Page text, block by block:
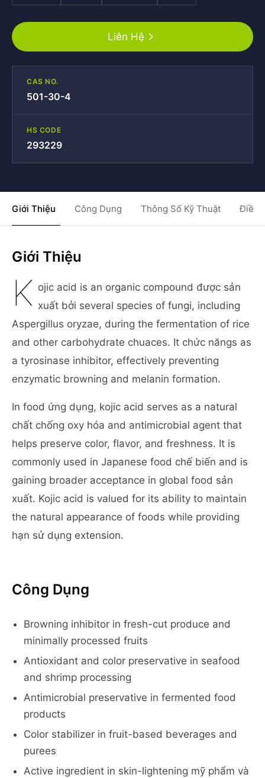
Liên Hệ
CAS NO.
501-30-4
HS CODE
293229
Giới Thiệu Công Dụng Thông Số Kỹ Thuật Điều
Giới Thiệu
K ojic acid is an organic compound được sản
xuất bởi several species of fungi, including
Aspergillus oryzae, during the fermentation of rice
and other carbohydrate chuaces. It chức năngs as
a tyrosinase inhibitor, effectively preventing
enzymatic browning and melanin formation.
In food ứng dụng, kojic acid serves as a natural
chất chống oxy hóa and antimicrobial agent that
helps preserve color, flavor, and freshness. It is
commonly used in Japanese food chế biến and is
gaining broader acceptance in global food sản
xuất. Kojic acid is valued for its ability to maintain
the natural appearance of foods while providing
hạn sử dụng extension.
Công Dụng
Browning inhibitor in fresh-cut produce and
minimally processed fruits
Antioxidant and color preservative in seafood
and shrimp processing
Antimicrobial preservative in fermented food
products
Color stabilizer in fruit-based beverages and
purees
Active ingredient in skin-lightening mỹ phẩm và